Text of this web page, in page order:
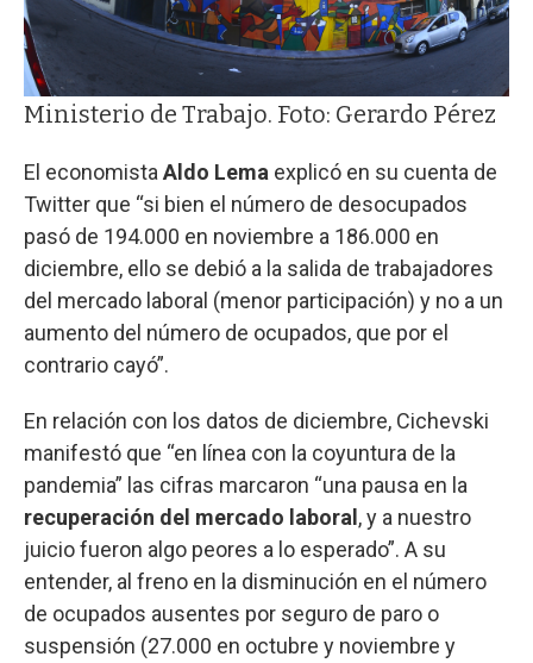
Ministerio de Trabajo. Foto: Gerardo Pérez
El economistaAldo Lema explicó en su cuenta de
Twitter que “si bien el número de desocupados
pasó de 194.000 en noviembre a 186.000 en
diciembre, ello se debió a la salida de trabajadores
del mercado laboral (menor participación) y no a un
aumento del número de ocupados, que por el
contrario cayó”.
En relación con los datos de diciembre, Cichevski
manifestó que “en línea con la coyuntura de la
pandemia” las cifras marcaron “una pausa en la
recuperación del mercado laboral , y a nuestro
juicio fueron algo peores a lo esperado”. A su
entender, al freno en la disminución en el número
de ocupados ausentes por seguro de paro o
suspensión (27.000 en octubre y noviembre y